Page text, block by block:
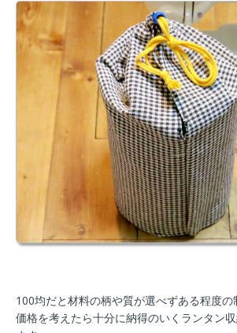
100均だと材料の柄や質が選べずある程度の
価格を考えたら十分に納得のいくランタン